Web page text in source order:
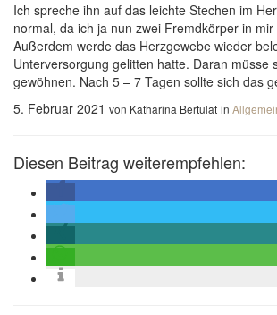
Ich spreche ihn auf das leichte Stechen im
normal, da ich ja nun zwei Fremdkörper in
Außerdem werde das Herzgewebe wieder
Unterversorgung gelitten hatte. Daran müsse
gewöhnen. Nach 5 – 7 Tagen sollte sich das
5. Februar 2021 von Katharina Bertulat in
Diesen Beitrag weiterempfehlen: